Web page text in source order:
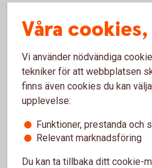
hållbarhet som en självklarhet.
utdelning till Sparbanksstiftelsen
gör återinvesteringar inom vårt
tydligt att vi som regional bank
föreningar i vårt
Vi, som regional sparbank i
våra kunder med allt från
investeringar. Tillgänglighet till
Våra
Vi använder nödvändiga
tekniker för att webbplatsen
finns även cookies du kan
upplevelse:
Funktioner, prestanda och
Relevant marknadsföring
Du kan ta tillbaka ditt cookie-